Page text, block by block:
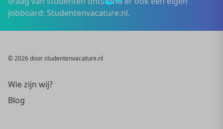
jobboard: Studentenvacature.nl.
© 2026 door studentenvacature.nl
Wie zijn wij?
Blog